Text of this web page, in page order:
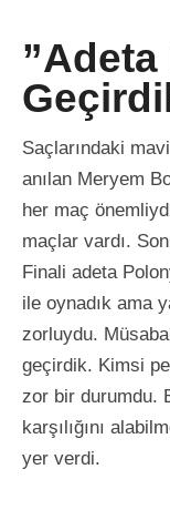
Saçlarındaki
anılan Meryem
her maç
maçlar vardı.
Finali adeta
ile oynadık ama
zorluydu.
geçirdik. Kimsi
zor bir durumdu.
karşılığını
yer verdi.